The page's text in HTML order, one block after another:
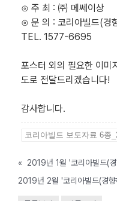
⊙ 주 최 : ㈜ 메쎄이상
⊙ 문 의 : 코리아빌드(경
TEL. 1577-6695
포스터 외의 필요한 이미
도로 전달드리겠습니다!
감사합니다.
코리아빌드 보도자료 6종
«
2019년 1월 '코리아빌드(
2019년 2월 '코리아빌드(경